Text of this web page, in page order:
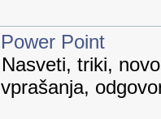
Power Point
Nasveti, triki,
vprašanja,